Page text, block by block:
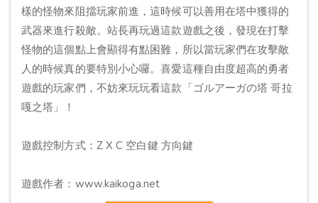
樣的怪物來阻擋玩家前進，這時候可以善用在塔中獲得的
武器來進行殺敵。站長再玩過這款遊戲之後，發現在打擊
怪物的這個點上會顯得有點困難，所以當玩家們在攻擊敵
人的時候真的要特別小心囉。喜愛這種自由度超高的勇者
遊戲的玩家們，不妨來玩玩看這款「ゴルアーガの塔 哥拉
嘎之塔」！
遊戲控制方式：Z X C 空白鍵 方向鍵
遊戲作者：www.kaikoga.net